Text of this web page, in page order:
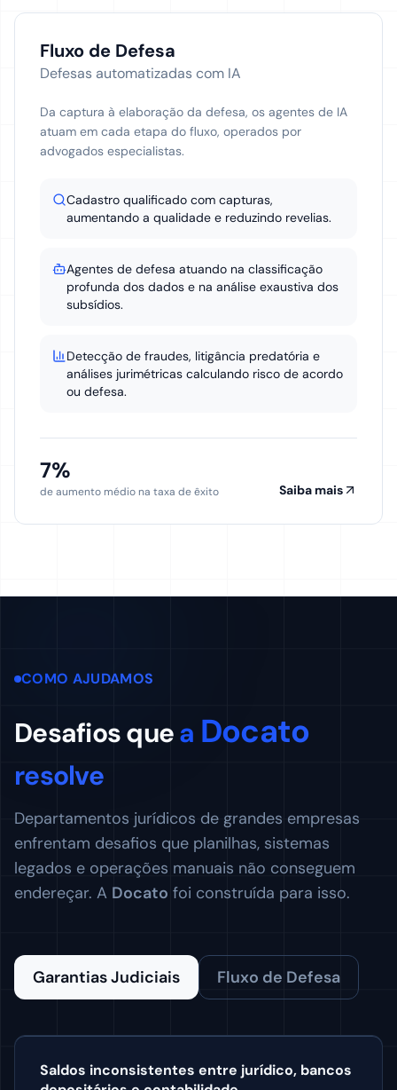
Fluxo de Defesa
Defesas automatizadas com IA
Da captura à elaboração da defesa, os agentes de IA
atuam em cada etapa do fluxo, operados por
advogados especialistas.
Cadastro qualificado com capturas,
aumentando a qualidade e reduzindo revelias.
Agentes de defesa atuando na classificação
profunda dos dados e na análise exaustiva dos
subsídios.
Detecção de fraudes, litigância predatória e
análises jurimétricas calculando risco de acordo
ou defesa.
7%
de aumento médio na taxa de êxito Saiba mais
COMO AJUDAMOS
Desafios quea Docato
resolve
Departamentos jurídicos de grandes empresas
enfrentam desafios que planilhas, sistemas
legados e operações manuais não conseguem
endereçar. A Docato foi construída para isso.
Garantias Judiciais Fluxo de Defesa
Saldos inconsistentes entre jurídico, bancos